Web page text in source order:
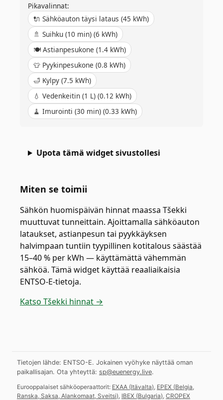
Pikavalinnat:
🔌 Sähköauton täysi lataus (45 kWh)
🚿 Suihku (10 min) (6 kWh)
🍽️ Astianpesukone (1.4 kWh)
👕 Pyykinpesukone (0.8 kWh)
🛁 Kylpy (7.5 kWh)
💧 Vedenkeitin (1 L) (0.12 kWh)
🧹 Imurointi (30 min) (0.33 kWh)
Upota tämä widget sivustollesi
Miten se toimii
Sähkön huomispäivän hinnat maassa Tšekki
muuttuvat tunneittain. Ajoittamalla sähköauton
lataukset, astianpesun tai pyykkäyksen
halvimpaan tuntiin tyypillinen kotitalous säästää
15–40 % per kWh — käyttämättä vähemmän
sähköä. Tämä widget käyttää reaaliaikaisia
ENTSO-E-tietoja.
Katso Tšekki hinnat →
Tietojen lähde: ENTSO-E. Jokainen vyöhyke näyttää oman
paikallisajan. Ota yhteyttä: sp@euenergy.live.
Eurooppalaiset sähköoperaattorit: EXAA (Itävalta), EPEX (Belgia,
Ranska, Saksa, Alankomaat, Sveitsi), IBEX (Bulgaria), CROPEX